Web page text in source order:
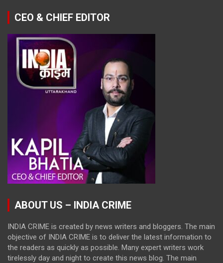
CEO & CHIEF EDITOR
ABOUT US – INDIA CRIME
INDIA CRIME is created by news writers and bloggers. The main
objective of INDIA CRIME is to deliver the latest information to
the readers as quickly as possible. Many expert writers work
tirelessly day and night to create this news blog. The main